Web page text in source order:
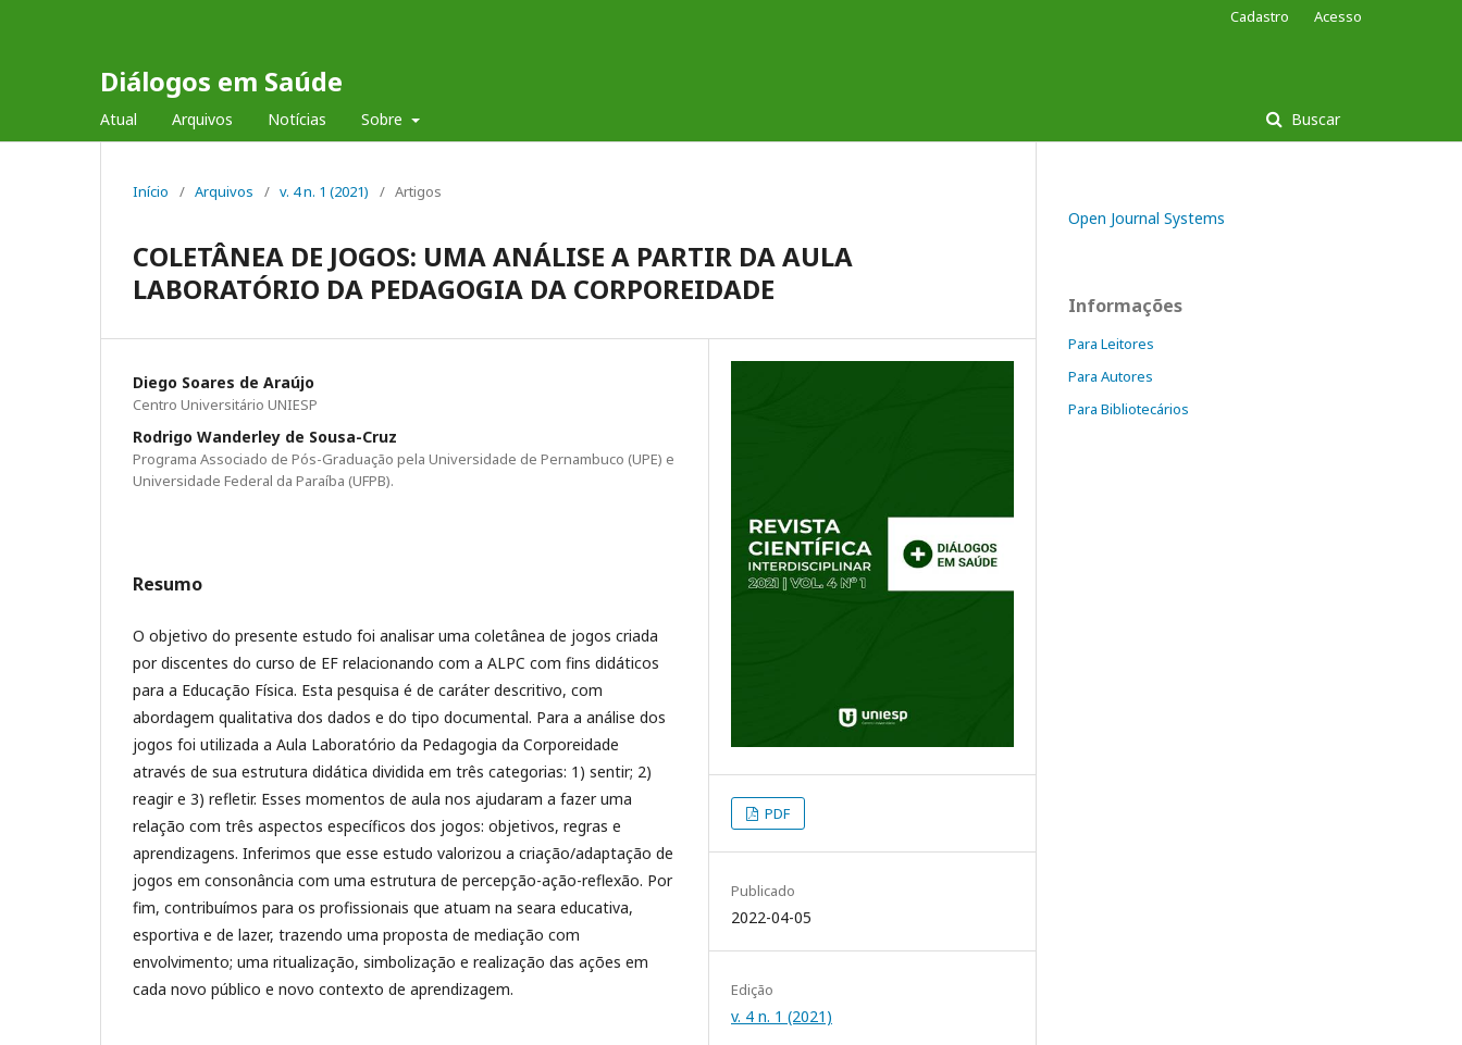
Diálogos em Saúde
Atual Arquivos Notícias Sobre Buscar
Cadastro Acesso
Início / Arquivos / v. 4 n. 1 (2021) / Artigos
COLETÂNEA DE JOGOS: UMA ANÁLISE A PARTIR DA AULA
LABORATÓRIO DA PEDAGOGIA DA CORPOREIDADE
Diego Soares de Araújo
Centro Universitário UNIESP
Rodrigo Wanderley de Sousa-Cruz
Programa Associado de Pós-Graduação pela Universidade de Pernambuco (UPE) e
Universidade Federal da Paraíba (UFPB).
Resumo
O objetivo do presente estudo foi analisar uma coletânea de jogos criada
por discentes do curso de EF relacionando com a ALPC com fins didáticos
para a Educação Física. Esta pesquisa é de caráter descritivo, com
abordagem qualitativa dos dados e do tipo documental. Para a análise dos
jogos foi utilizada a Aula Laboratório da Pedagogia da Corporeidade
através de sua estrutura didática dividida em três categorias: 1) sentir; 2)
reagir e 3) refletir. Esses momentos de aula nos ajudaram a fazer uma
relação com três aspectos específicos dos jogos: objetivos, regras e
aprendizagens. Inferimos que esse estudo valorizou a criação/adaptação de
jogos em consonância com uma estrutura de percepção-ação-reflexão. Por
fim, contribuímos para os profissionais que atuam na seara educativa,
esportiva e de lazer, trazendo uma proposta de mediação com
envolvimento; uma ritualização, simbolização e realização das ações em
cada novo público e novo contexto de aprendizagem.
PDF
Publicado
2022-04-05
Edição
v. 4 n. 1 (2021)
Open Journal Systems
Informações
Para Leitores
Para Autores
Para Bibliotecários